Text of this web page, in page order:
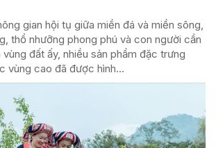
gian hội tụ giữa miền đá và miền sông,
thổ nhưỡng phong phú và con người cần
đất ấy, nhiều sản phẩm đặc trưng
vùng cao đã được hình...